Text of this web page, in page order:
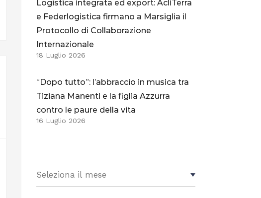
Logistica integrata ed export: AcliTerra
e Federlogistica firmano a Marsiglia il
Protocollo di Collaborazione
Internazionale
18 Luglio 2026
“Dopo tutto”: l’abbraccio in musica tra
Tiziana Manenti e la figlia Azzurra
contro le paure della vita
16 Luglio 2026